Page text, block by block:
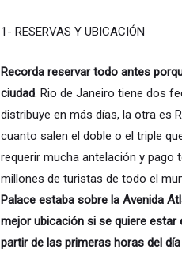
1- RESERVAS Y UBICACIÓN
Recorda reservar todo antes
ciudad. Rio de Janeiro tiene dos
distribuye en más días, la otra es
cuanto salen el doble o el triple
requerir mucha antelación y pago
millones de turistas de todo el
Palace estaba sobre la Avenida
mejor ubicación si se quiere estar
partir de las primeras horas del